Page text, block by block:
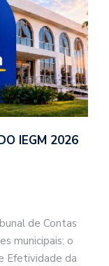
IEGM 2026
de Contas
municipais: o
Efetividade da